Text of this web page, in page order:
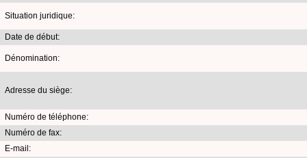
Situation juridique:
Date de début:
Dénomination:
Adresse du siège:
Numéro de téléphone:
Numéro de fax:
E-mail: